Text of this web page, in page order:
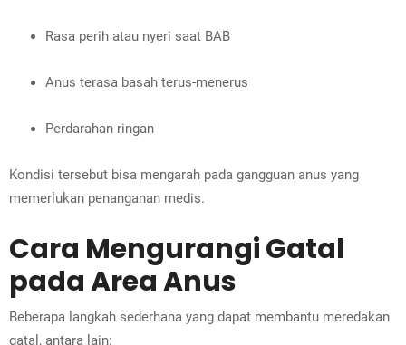
Rasa perih atau nyeri saat BAB
Anus terasa basah terus-menerus
Perdarahan ringan
Kondisi tersebut bisa mengarah pada gangguan anus yang
memerlukan penanganan medis.
Cara Mengurangi Gatal
pada Area Anus
Beberapa langkah sederhana yang dapat membantu meredakan
gatal, antara lain: